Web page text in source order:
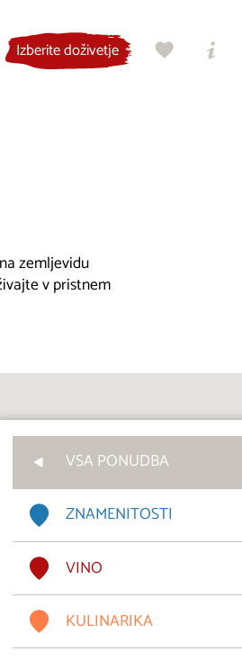
Izberite doživetje
zemljevidu
v pristnem
VSA PONUDBA
ZNAMENITOSTI
VINO
KULINARIKA